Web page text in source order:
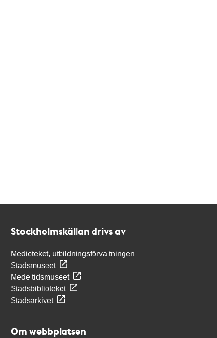
Stockholmskällan drivs av
Medioteket, utbildningsförvaltningen
Stadsmuseet
Medeltidsmuseet
Stadsbiblioteket
Stadsarkivet
Om webbplatsen